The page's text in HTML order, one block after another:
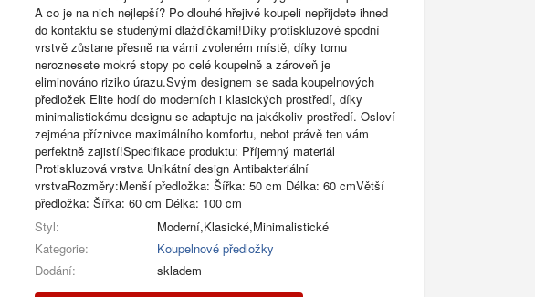
A co je na nich nejlepší? Po dlouhé hřejivé koupeli nepřijdete ihned
do kontaktu se studenými dlaždičkami!Díky protiskluzové spodní
vrstvě zůstane přesně na vámi zvoleném místě, díky tomu
neroznesete mokré stopy po celé koupelně a zároveň je
eliminováno riziko úrazu.Svým designem se sada koupelnových
předložek Elite hodí do moderních i klasických prostředí, díky
minimalistickému designu se adaptuje na jakékoliv prostředí. Osloví
zejména příznivce maximálního komfortu, nebot právě ten vám
perfektně zajistí!Specifikace produktu: Příjemný materiál
Protiskluzová vrstva Unikátní design Antibakteriální
vrstvaRozměry:Menší předložka: Šířka: 50 cm Délka: 60 cmVětší
předložka: Šířka: 60 cm Délka: 100 cm
Styl:
Moderní,Klasické,Minimalistické
Kategorie:
Koupelnové předložky
Dodání:
skladem